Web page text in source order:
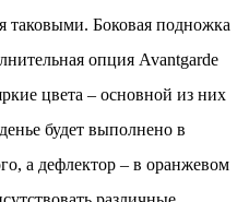
таковыми. Боковая подножка
опция Avantgarde
цвета – основной из них
будет выполнено в
а дефлектор – в оранжевом